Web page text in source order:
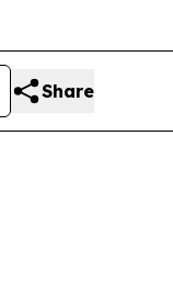
Share